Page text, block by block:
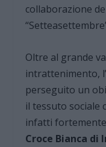
collaborazione
Oltre al grande
intrattenimento,
perseguito un
il tessuto sociale
infatti
Croce Bianca di